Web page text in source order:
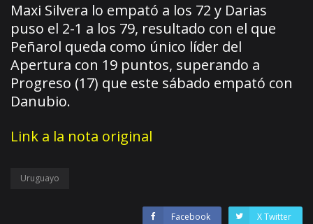
Maxi Silvera lo empató a los 72 y Darias
puso el 2-1 a los 79, resultado con el que
Peñarol queda como único líder del
Apertura con 19 puntos, superando a
Progreso (17) que este sábado empató con
Danubio.
Link a la nota original
Uruguayo
Facebook X Twitter